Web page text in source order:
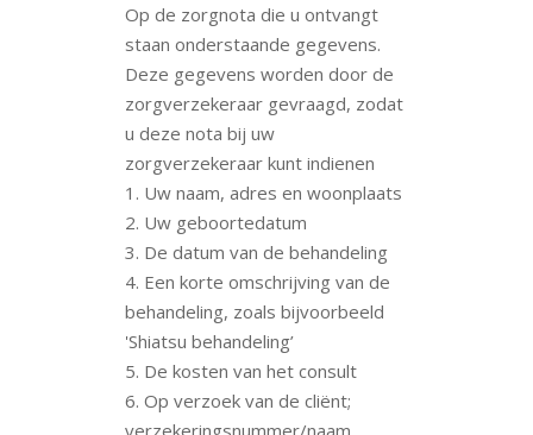
Op de zorgnota die u ontvangt
staan onderstaande gegevens.
Deze gegevens worden door de
zorgverzekeraar gevraagd, zodat
u deze nota bij uw
zorgverzekeraar kunt indienen
1. Uw naam, adres en woonplaats
2. Uw geboortedatum
3. De datum van de behandeling
4. Een korte omschrijving van de
behandeling, zoals bijvoorbeeld
'Shiatsu behandeling’
5. De kosten van het consult
6. Op verzoek van de cliënt;
verzekeringsnummer/naam